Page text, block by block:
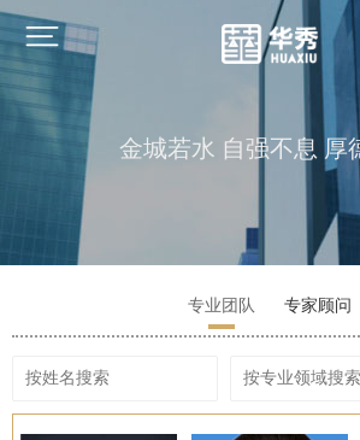
金城若水 自强不息 厚
专业团队 专家顾问